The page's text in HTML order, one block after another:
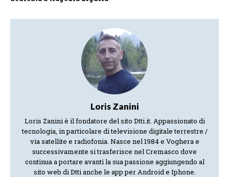
Loris Zanini
Loris Zanini è il fondatore del sito Dtti.it. Appassionato di
tecnologia, in particolare di televisione digitale terrestre /
via satellite e radiofonia. Nasce nel 1984 e Voghera e
successivamente si trasferisce nel Cremasco dove
continua a portare avanti la sua passione aggiungendo al
sito web di Dtti anche le app per Android e Iphone.